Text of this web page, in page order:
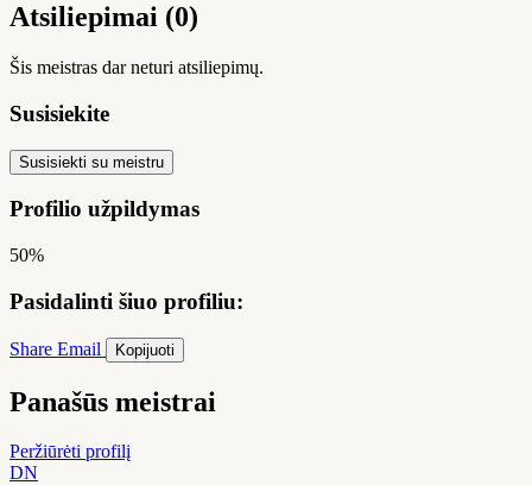
Atsiliepimai (0)
Šis meistras dar neturi atsiliepimų.
Susisiekite
Susisiekti su meistru
Profilio užpildymas
50%
Pasidalinti šiuo profiliu:
Share Email Kopijuoti
Panašūs meistrai
Peržiūrėti profilį
DN